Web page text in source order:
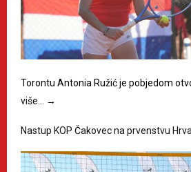
Torontu Antonia Ružić je pobjedom
više… →
Nastup KOP Čakovec na prvenstvu